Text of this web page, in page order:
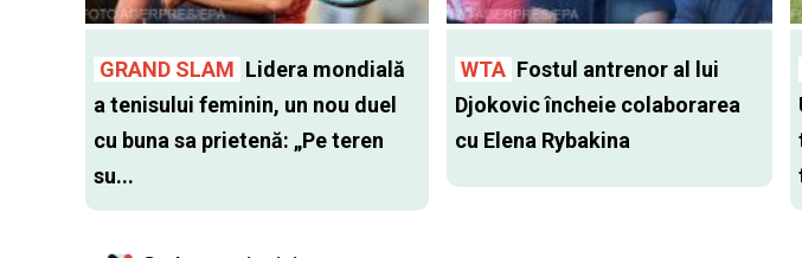
GRAND SLAM Lidera mondială
a tenisului feminin, un nou duel
cu buna sa prietenă: „Pe teren
su...
WTA Fostul antrenor al lui
Djokovic încheie colaborarea
cu Elena Rybakina